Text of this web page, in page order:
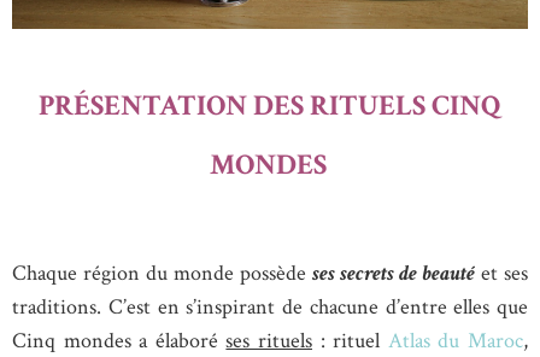
PRÉSENTATION DES RITUELS CINQ
MONDES
Chaque région du monde possède ses secrets de beauté et ses
traditions. C’est en s’inspirant de chacune d’entre elles que
Cinq mondes a élaboréses rituels : rituel Atlas du Maroc,